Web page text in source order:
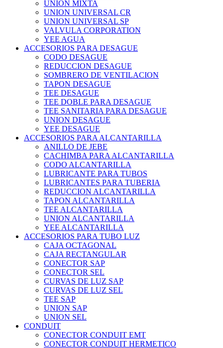
UNION MIXTA
UNION UNIVERSAL CR
UNION UNIVERSAL SP
VALVULA CORPORATION
YEE AGUA
ACCESORIOS PARA DESAGUE
CODO DESAGUE
REDUCCION DESAGUE
SOMBRERO DE VENTILACION
TAPON DESAGUE
TEE DESAGUE
TEE DOBLE PARA DESAGUE
TEE SANITARIA PARA DESAGUE
UNION DESAGUE
YEE DESAGUE
ACCESORIOS PARA ALCANTARILLA
ANILLO DE JEBE
CACHIMBA PARA ALCANTARILLA
CODO ALCANTARILLA
LUBRICANTE PARA TUBOS
LUBRICANTES PARA TUBERIA
REDUCCION ALCANTARILLA
TAPON ALCANTARILLA
TEE ALCANTARILLA
UNION ALCANTARILLA
YEE ALCANTARILLA
ACCESORIOS PARA TUBO LUZ
CAJA OCTAGONAL
CAJA RECTANGULAR
CONECTOR SAP
CONECTOR SEL
CURVAS DE LUZ SAP
CURVAS DE LUZ SEL
TEE SAP
UNION SAP
UNION SEL
CONDUIT
CONECTOR CONDUIT EMT
CONECTOR CONDUIT HERMETICO